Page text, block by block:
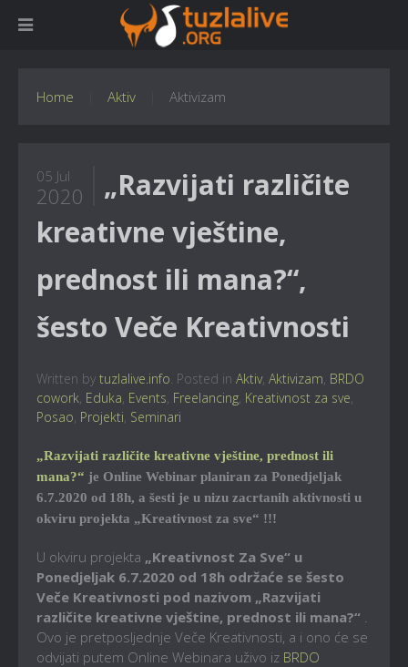
Home Aktiv Aktivizam
05 Jul
2020
„Razvijati različite
kreativne vještine,
prednost ili mana?“,
šesto Veče Kreativnosti
Written by tuzlalive.info. Posted in Aktiv, Aktivizam, BRDO
cowork, Eduka, Events, Freelancing, Kreativnost za sve,
Posao, Projekti, Seminari
„Razvijati različite kreativne vještine, prednost ili
mana?“ je Online Webinar planiran za Ponedjeljak
6.7.2020 od 18h, a šesti je u nizu zacrtanih aktivnosti u
okviru projekta „Kreativnost za sve“ !!!
U okviru projekta „Kreativnost Za Sve“ u
Ponedjeljak 6.7.2020 od 18h održaće se šesto
Veče Kreativnosti pod nazivom „Razvijati
različite kreativne vještine, prednost ili mana?“ .
Ovo je pretposljednje Veče Kreativnosti, a i ono će se
odvijati putem Online Webinara uživo iz BRDO